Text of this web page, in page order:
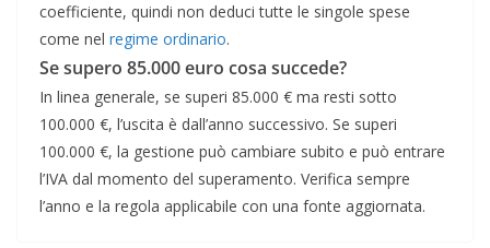
coefficiente, quindi non deduci tutte le singole spese
come nel regime ordinario.
Se supero 85.000 euro cosa succede?
In linea generale, se superi 85.000 € ma resti sotto
100.000 €, l’uscita è dall’anno successivo. Se superi
100.000 €, la gestione può cambiare subito e può entrare
l’IVA dal momento del superamento. Verifica sempre
l’anno e la regola applicabile con una fonte aggiornata.